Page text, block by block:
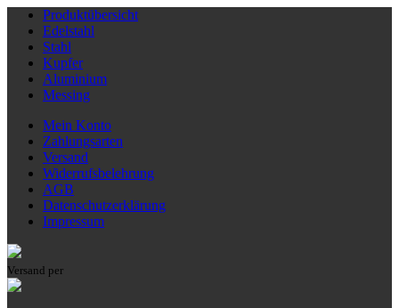
Produktübersicht
Edelstahl
Stahl
Kupfer
Aluminium
Messing
Mein Konto
Zahlungsarten
Versand
Widerrufsbelehrung
AGB
Datenschutzerklärung
Impressum
Versand per